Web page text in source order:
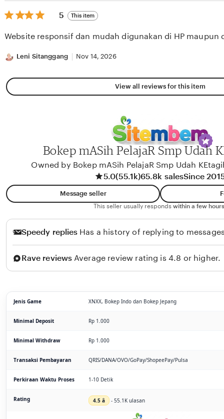
5
out
5
5 This item
Website responsif dan mudah digunakan di HP maupun
Leni Sitanggang Nov 14, 2026
View all reviews for this item
Bokep mASih PelajaR Smp Udah
Owned by Bokep mASih PelajaR Smp Udah
5.0(55.1k)65.8k salesSince
Message seller
This seller usually responds within a few
Speedy replies Has a history of replying to
Rave reviews Average review rating is 4.8 or higher.
Jenis Game XNXX, Bokep Indo dan Bokep Jepang
Minimal Deposit Rp 1.000
Minimal Withdraw Rp 1.000
Transaksi Pembayaran QRIS/DANA/OVO/GoPay/ShopeePay/Pulsa
Perkiraan Waktu Proses 1-10 Detik
Rating 4.5 â­ - 55.1K ulasan